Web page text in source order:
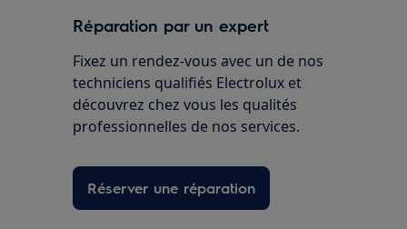
Réparation par un expert
Fixez un rendez-vous avec un de nos
techniciens qualifiés Electrolux et
découvrez chez vous les qualités
professionnelles de nos services.
Réserver une réparation